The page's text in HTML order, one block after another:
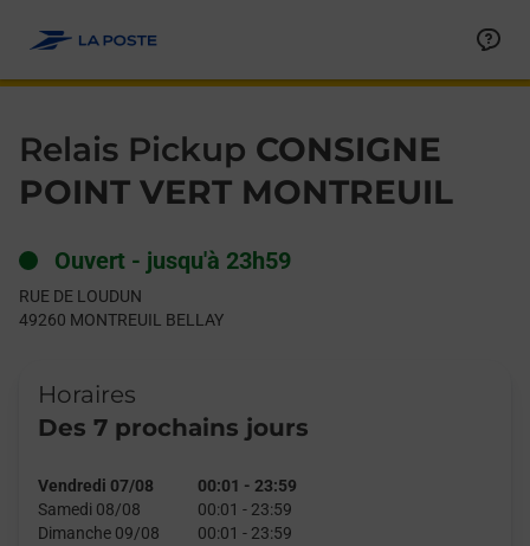
Relais Pickup CONSIGNE
POINT VERT MONTREUIL
Ouvert - jusqu'à 23h59
RUE DE LOUDUN
49260 MONTREUIL BELLAY
Horaires
Des 7 prochains jours
Vendredi 07/08 00:01 - 23:59
Samedi 08/08
00:01 - 23:59
Dimanche 09/08
00:01 - 23:59